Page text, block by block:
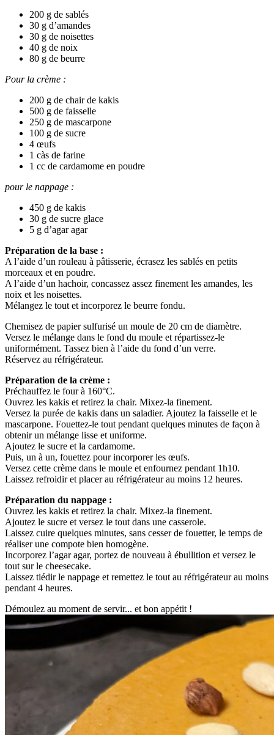
200 g de sablés
30 g d’amandes
30 g de noisettes
40 g de noix
80 g de beurre
Pour la crème :
200 g de chair de kakis
500 g de faisselle
250 g de mascarpone
100 g de sucre
4 œufs
1 càs de farine
1 cc de cardamome en poudre
pour le nappage :
450 g de kakis
30 g de sucre glace
5 g d’agar agar
Préparation de la base :
A l’aide d’un rouleau à pâtisserie, écrasez les sablés en petits
morceaux et en poudre.
A l’aide d’un hachoir, concassez assez finement les amandes, les
noix et les noisettes.
Mélangez le tout et incorporez le beurre fondu.
Chemisez de papier sulfurisé un moule de 20 cm de diamètre.
Versez le mélange dans le fond du moule et répartissez-le
uniformément. Tassez bien à l’aide du fond d’un verre.
Réservez au réfrigérateur.
Préparation de la crème :
Préchauffez le four à 160°C.
Ouvrez les kakis et retirez la chair. Mixez-la finement.
Versez la purée de kakis dans un saladier. Ajoutez la faisselle et le
mascarpone. Fouettez-le tout pendant quelques minutes de façon à
obtenir un mélange lisse et uniforme.
Ajoutez le sucre et la cardamome.
Puis, un à un, fouettez pour incorporer les œufs.
Versez cette crème dans le moule et enfournez pendant 1h10.
Laissez refroidir et placer au réfrigérateur au moins 12 heures.
Préparation du nappage :
Ouvrez les kakis et retirez la chair. Mixez-la finement.
Ajoutez le sucre et versez le tout dans une casserole.
Laissez cuire quelques minutes, sans cesser de fouetter, le temps de
réaliser une compote bien homogène.
Incorporez l’agar agar, portez de nouveau à ébullition et versez le
tout sur le cheesecake.
Laissez tiédir le nappage et remettez le tout au réfrigérateur au moins
pendant 4 heures.
Démoulez au moment de servir... et bon appétit !